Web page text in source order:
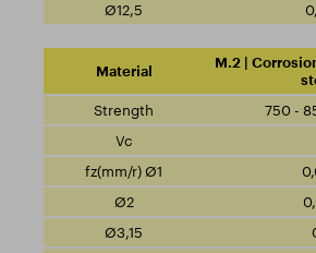
M.2 |
750 -